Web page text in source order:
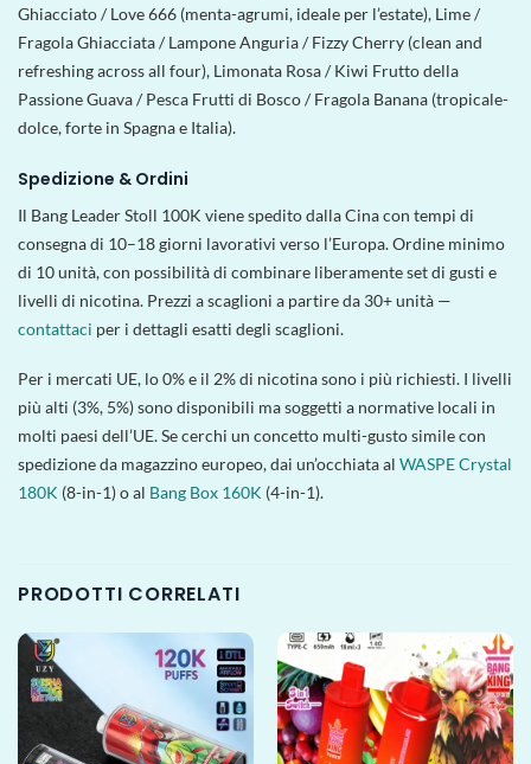
Ghiacciato / Love 666 (menta-agrumi, ideale per l’estate), Lime /
Fragola Ghiacciata / Lampone Anguria / Fizzy Cherry (clean and
refreshing across all four), Limonata Rosa / Kiwi Frutto della
Passione Guava / Pesca Frutti di Bosco / Fragola Banana (tropicale-
dolce, forte in Spagna e Italia).
Spedizione & Ordini
Il Bang Leader Stoll 100K viene spedito dalla Cina con tempi di
consegna di 10–18 giorni lavorativi verso l’Europa. Ordine minimo
di 10 unità, con possibilità di combinare liberamente set di gusti e
livelli di nicotina. Prezzi a scaglioni a partire da 30+ unità —
contattaci per i dettagli esatti degli scaglioni.
Per i mercati UE, lo 0% e il 2% di nicotina sono i più richiesti. I livelli
più alti (3%, 5%) sono disponibili ma soggetti a normative locali in
molti paesi dell’UE. Se cerchi un concetto multi-gusto simile con
spedizione da magazzino europeo, dai un’occhiata al WASPE Crystal
180K (8-in-1) o al Bang Box 160K (4-in-1).
PRODOTTI CORRELATI